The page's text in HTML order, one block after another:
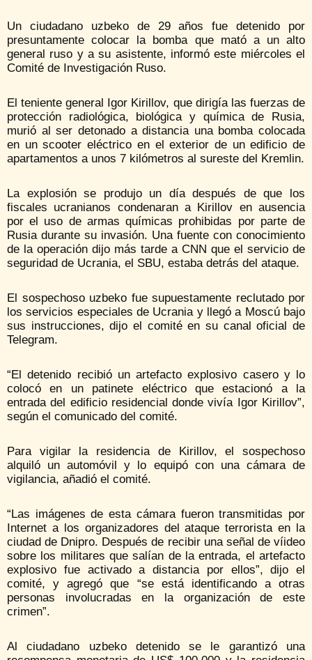
Un ciudadano uzbeko de 29 años fue detenido por
presuntamente colocar la bomba que mató a un alto
general ruso y a su asistente, informó este miércoles el
Comité de Investigación Ruso.
El teniente general Igor Kirillov, que dirigía las fuerzas de
protección radiológica, biológica y química de Rusia,
murió al ser detonado a distancia una bomba colocada
en un scooter eléctrico en el exterior de un edificio de
apartamentos a unos 7 kilómetros al sureste del Kremlin.
La explosión se produjo un día después de que los
fiscales ucranianos condenaran a Kirillov en ausencia
por el uso de armas químicas prohibidas por parte de
Rusia durante su invasión. Una fuente con conocimiento
de la operación dijo más tarde a CNN que el servicio de
seguridad de Ucrania, el SBU, estaba detrás del ataque.
El sospechoso uzbeko fue supuestamente reclutado por
los servicios especiales de Ucrania y llegó a Moscú bajo
sus instrucciones, dijo el comité en su canal oficial de
Telegram.
“El detenido recibió un artefacto explosivo casero y lo
colocó en un patinete eléctrico que estacionó a la
entrada del edificio residencial donde vivía Igor Kirillov”,
según el comunicado del comité.
Para vigilar la residencia de Kirillov, el sospechoso
alquiló un automóvil y lo equipó con una cámara de
vigilancia, añadió el comité.
“Las imágenes de esta cámara fueron transmitidas por
Internet a los organizadores del ataque terrorista en la
ciudad de Dnipro. Después de recibir una señal de víideo
sobre los militares que salían de la entrada, el artefacto
explosivo fue activado a distancia por ellos”, dijo el
comité, y agregó que “se está identificando a otras
personas involucradas en la organización de este
crimen”.
Al ciudadano uzbeko detenido se le garantizó una